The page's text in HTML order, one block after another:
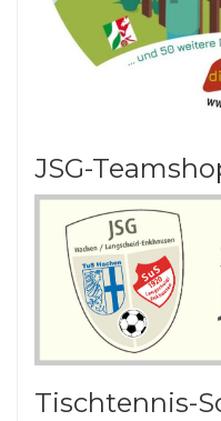
JSG-
Tischtennis-